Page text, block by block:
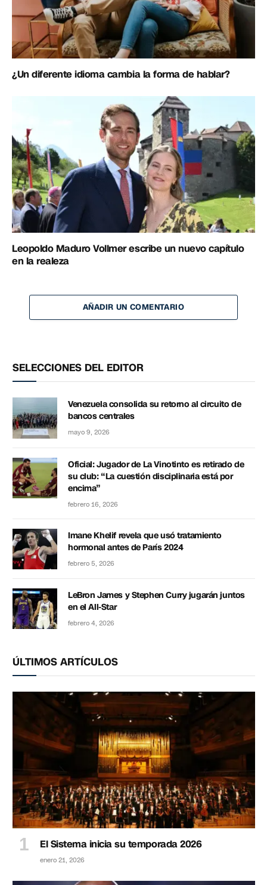
¿Un diferente idioma cambia la forma de hablar?
Leopoldo Maduro Vollmer escribe un nuevo capítulo
en la realeza
AÑADIR UN COMENTARIO
SELECCIONES DEL EDITOR
Venezuela consolida su retorno al circuito de
bancos centrales
mayo 9, 2026
Oficial: Jugador de La Vinotinto es retirado de
su club: “La cuestión disciplinaria está por
encima”
febrero 16, 2026
Imane Khelif revela que usó tratamiento
hormonal antes de París 2024
febrero 5, 2026
LeBron James y Stephen Curry jugarán juntos
en el All-Star
febrero 4, 2026
ÚLTIMOS ARTÍCULOS
El Sistema inicia su temporada 2026
enero 21, 2026